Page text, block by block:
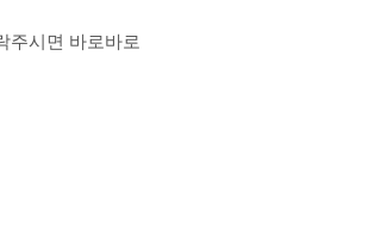
주시면 바로바로